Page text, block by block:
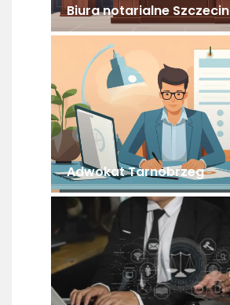
Biura notarialne Szczecin
Adwokat Tarnobrzeg